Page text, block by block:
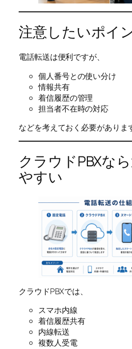
注意したいポイ
電話転送は便利ですが、
個人番号との使い分け
情報共有
着信履歴の管理
担当者不在時の対応
などを考えておく必要がありま
クラウドPBXな
やすい
クラウドPBXでは、
スマホ内線
着信履歴共有
内線転送
複数人受電